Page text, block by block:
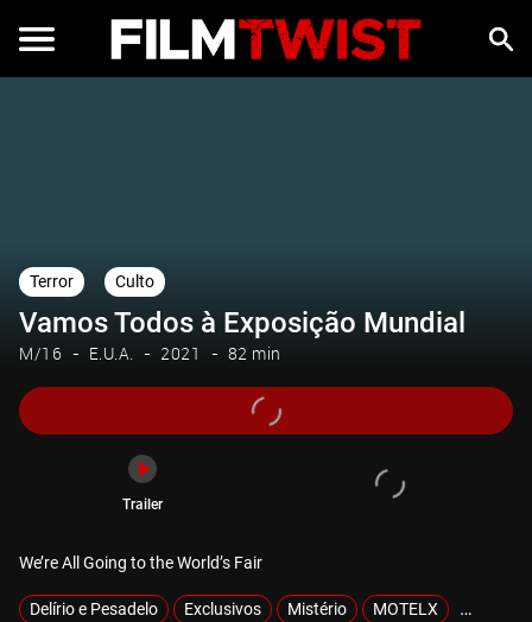
Terror Culto
Vamos Todos à Exposição Mundial
M/16 E.U.A. 2021 82 min
Trailer
We’re All Going to the World’s Fair
Delírio e Pesadelo Exclusivos Mistério MOTELX